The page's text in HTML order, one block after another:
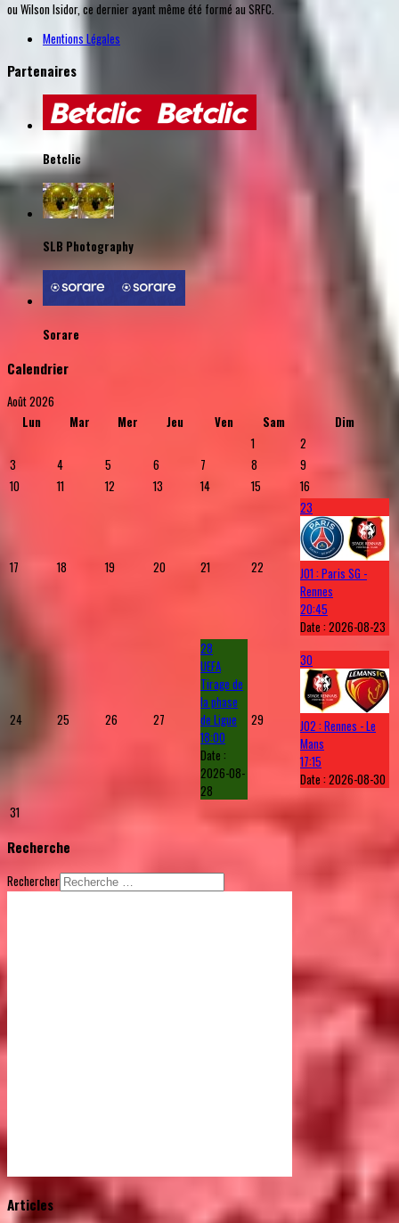
ou Wilson Isidor, ce dernier ayant même été formé au SRFC.
Mentions Légales
Partenaires
Betclic
SLB Photography
Sorare
Calendrier
Août 2026
Lun
Mar Mer Jeu Ven Sam
Dim
1
2
3
4 5 6 7 8
9
10
11 12 13 14 15 16
17 18 19 20 21 22
23
J01 : Paris SG -
Rennes
20:45
Date :2026-08-23
24 25 26 27
28
UEFA
Tirage de
la phase
de Ligue
18:00
Date :
2026-08-
28
29
30
J02 : Rennes - Le
Mans
17:15
Date :2026-08-30
31
Recherche
Rechercher
© Free Joomla! 3 Modules - by
Articles